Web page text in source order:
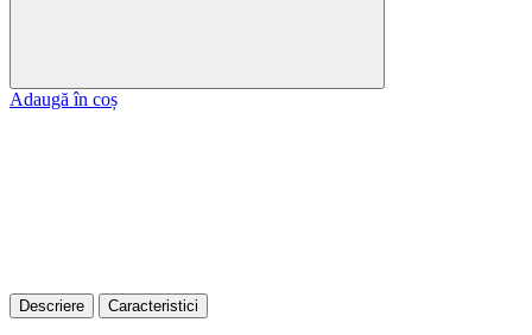
Adaugă în coș
Descriere Caracteristici